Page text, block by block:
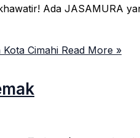
Ada JASAMURA
Cimahi Read More »